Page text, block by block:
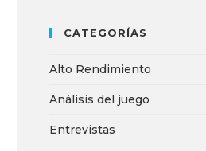
CATEGORÍAS
Alto Rendimiento
Análisis del juego
Entrevistas